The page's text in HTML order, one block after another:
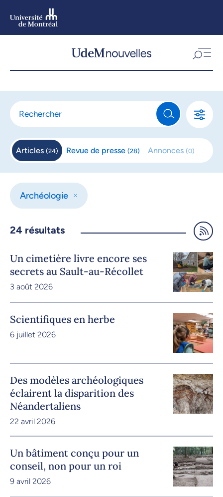
Articles (24) Revue de presse (28) Annonces (0)
Archéologie
24 résultats
Un cimetière livre encore ses
secrets au Sault-au-Récollet
3 août 2026
Scientifiques en herbe
6 juillet 2026
Des modèles archéologiques
éclairent la disparition des
Néandertaliens
22 avril 2026
Un bâtiment conçu pour un
conseil, non pour un roi
9 avril 2026